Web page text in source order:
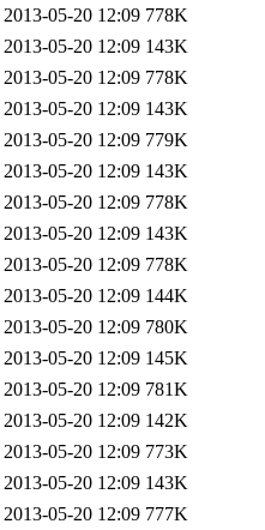
2013-05-20 12:09 778K
2013-05-20 12:09 143K
2013-05-20 12:09 778K
2013-05-20 12:09 143K
2013-05-20 12:09 779K
2013-05-20 12:09 143K
2013-05-20 12:09 778K
2013-05-20 12:09 143K
2013-05-20 12:09 778K
2013-05-20 12:09 144K
2013-05-20 12:09 780K
2013-05-20 12:09 145K
2013-05-20 12:09 781K
2013-05-20 12:09 142K
2013-05-20 12:09 773K
2013-05-20 12:09 143K
2013-05-20 12:09 777K